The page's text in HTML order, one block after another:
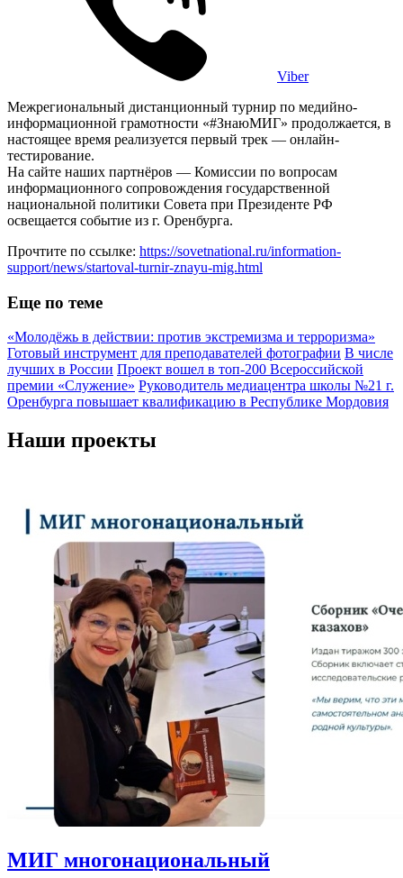
Viber
Межрегиональный дистанционный турнир по медийно-
информационной грамотности «#ЗнаюМИГ» продолжается, в
настоящее время реализуется первый трек — онлайн-
тестирование.
На сайте наших партнёров — Комиссии по вопросам
информационного сопровождения государственной
национальной политики Совета при Президенте РФ
освещается событие из г. Оренбурга.
Прочтите по ссылке: https://sovetnational.ru/information-
support/news/startoval-turnir-znayu-mig.html
Еще по теме
«Молодёжь в действии: против экстремизма и терроризма»
Готовый инструмент для преподавателей фотографии В числе
лучших в России Проект вошел в топ-200 Всероссийской
премии «Служение» Руководитель медиацентра школы №21 г.
Оренбурга повышает квалификацию в Республике Мордовия
Наши проекты
МИГ многонациональный